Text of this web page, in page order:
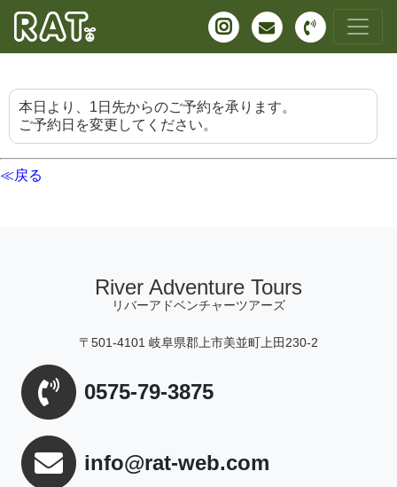
本日より、1日先からのご予約を承ります。
ご予約日を変更してください。
≪戻る
River Adventure Tours
リバーアドベンチャーツアーズ
〒501-4101 岐阜県郡上市美並町上田230-2
0575-79-3875
info@rat-web.com